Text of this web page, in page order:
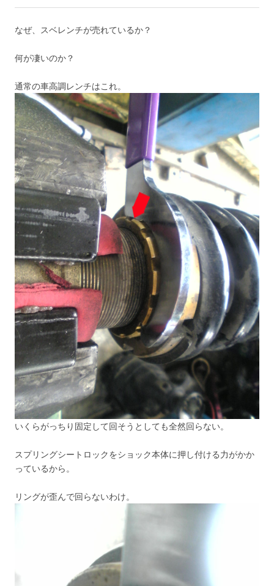
なぜ、スベレンチが売れているか？
何が凄いのか？
通常の車高調レンチはこれ。
いくらがっちり固定して回そうとしても全然回らない。
スプリングシートロックをショック本体に押し付ける力がかか
っているから。
リングが歪んで回らないわけ。